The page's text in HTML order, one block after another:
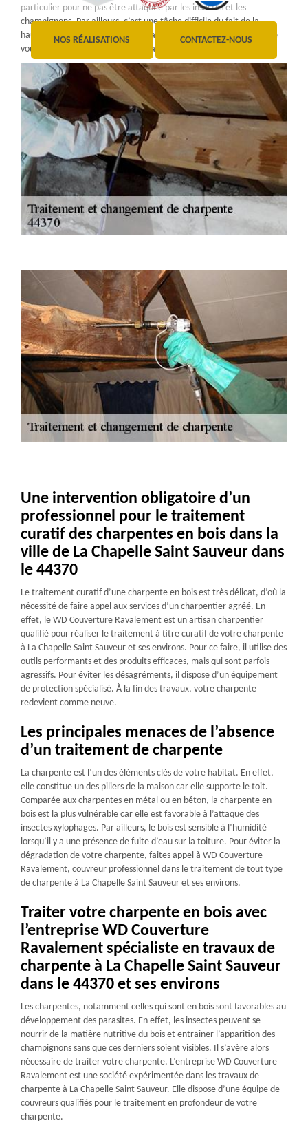
NOS RÉALISATIONS CONTACTEZ-NOUS
particulier pour ne pas être attaquée par les insectes et les
champignons. Par ailleurs, c’est une tâche difficile du fait de la
hauteur et de la difficulté d’accès à la charpente. Ainsi, l’entreprise
vous propose un traitement de qualité pour une charpente solide.
Une intervention obligatoire d’un
professionnel pour le traitement
curatif des charpentes en bois dans la
ville de La Chapelle Saint Sauveur dans
le 44370
Le traitement curatif d’une charpente en bois est très délicat, d’où la
nécessité de faire appel aux services d’un charpentier agréé. En
effet, le WD Couverture Ravalement est un artisan charpentier
qualifié pour réaliser le traitement à titre curatif de votre charpente
à La Chapelle Saint Sauveur et ses environs. Pour ce faire, il utilise des
outils performants et des produits efficaces, mais qui sont parfois
agressifs. Pour éviter les désagréments, il dispose d’un équipement
de protection spécialisé. À la fin des travaux, votre charpente
redevient comme neuve.
Les principales menaces de l’absence
d’un traitement de charpente
La charpente est l’un des éléments clés de votre habitat. En effet,
elle constitue un des piliers de la maison car elle supporte le toit.
Comparée aux charpentes en métal ou en béton, la charpente en
bois est la plus vulnérable car elle est favorable à l’attaque des
insectes xylophages. Par ailleurs, le bois est sensible à l’humidité
lorsqu’il y a une présence de fuite d’eau sur la toiture. Pour éviter la
dégradation de votre charpente, faites appel à WD Couverture
Ravalement, couvreur professionnel dans le traitement de tout type
de charpente à La Chapelle Saint Sauveur et ses environs.
Traiter votre charpente en bois avec
l’entreprise WD Couverture
Ravalement spécialiste en travaux de
charpente à La Chapelle Saint Sauveur
dans le 44370 et ses environs
Les charpentes, notamment celles qui sont en bois sont favorables au
développement des parasites. En effet, les insectes peuvent se
nourrir de la matière nutritive du bois et entrainer l’apparition des
champignons sans que ces derniers soient visibles. Il s’avère alors
nécessaire de traiter votre charpente. L’entreprise WD Couverture
Ravalement est une société expérimentée dans les travaux de
charpente à La Chapelle Saint Sauveur. Elle dispose d’une équipe de
couvreurs qualifiés pour le traitement en profondeur de votre
charpente.